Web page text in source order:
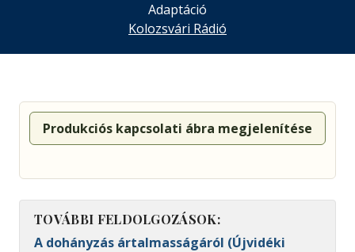
Adaptáció
Kolozsvári Rádió
Produkciós kapcsolati ábra megjelenítése
TOVÁBBI FELDOLGOZÁSOK:
A dohányzás ártalmasságáról (Újvidéki